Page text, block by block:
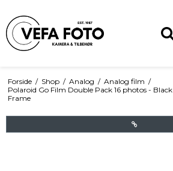
Forside / Shop / Analog / Analog film /
Polaroid Go Film Double Pack 16 photos - Black
Frame